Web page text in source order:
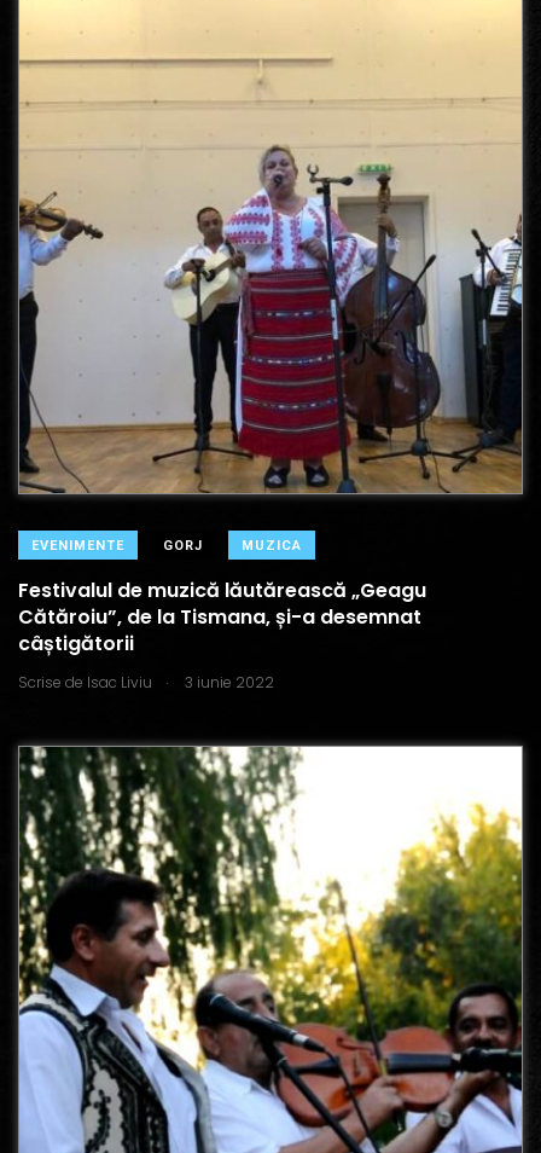
EVENIMENTE GORJ MUZICA
Festivalul de muzică lăutărească „Geagu
Cătăroiu”, de la Tismana, și-a desemnat
câștigătorii
Scrise de Isac Liviu . 3 iunie 2022